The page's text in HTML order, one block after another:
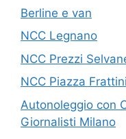
Berline e van
NCC Legnano
NCC Prezzi
NCC Piazza
Autonoleggio con
Giornalisti Milano